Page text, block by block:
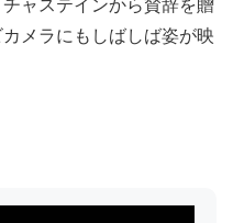
ャステインから賛辞を贈
メラにもしばしば姿が映